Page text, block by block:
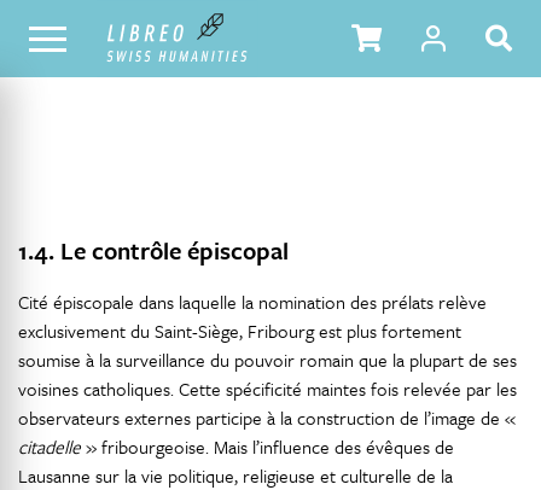
NOTRE CATALOGUE TABLE DES MATIÈRES
1.4. Le contrôle épiscopal
Cité épiscopale dans laquelle la nomination des prélats relève
exclusivement du Saint-Siège, Fribourg est plus fortement
soumise à la surveillance du pouvoir romain que la plupart de ses
voisines catholiques. Cette spécificité maintes fois relevée par les
observateurs externes participe à la construction de l’image de «
citadelle» fribourgeoise. Mais l’influence des évêques de
Lausanne sur la vie politique, religieuse et culturelle de la